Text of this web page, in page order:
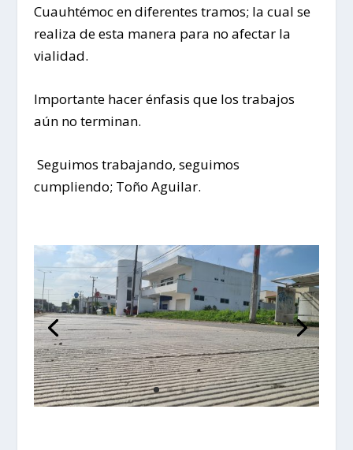
Cuauhtémoc en diferentes tramos; la cual se
realiza de esta manera para no afectar la
vialidad.
Importante hacer énfasis que los trabajos
aún no terminan.
Seguimos trabajando, seguimos
cumpliendo; Toño Aguilar.